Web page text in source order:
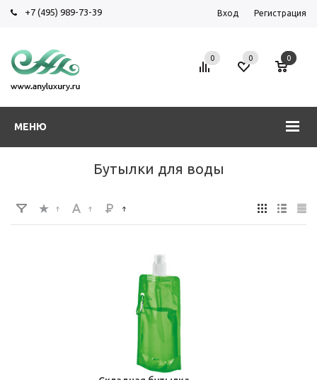
+7 (495) 989-73-39 Вход Регистрация
МЕНЮ
0 0 0
Бутылки для воды